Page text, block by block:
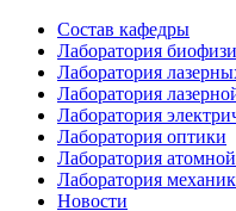
Состав кафедры
Лаборатория
Лаборатория
Лаборатория
Лаборатория
Лаборатория оптики
Лаборатория
Лаборатория
Новости